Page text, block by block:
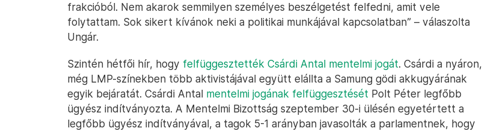
frakcióból. Nem akarok semmilyen személyes beszélgetést felfedni, amit vele
folytattam. Sok sikert kívánok neki a politikai munkájával kapcsolatban” – válaszolta
Ungár.
Szintén hétfői hír, hogy felfüggesztették Csárdi Antal mentelmi jogát. Csárdi a nyáron,
még LMP-színekben több aktivistájával együtt elállta a Samung gödi akkugyárának
egyik bejáratát. Csárdi Antal mentelmi jogának felfüggesztését Polt Péter legfőbb
ügyész indítványozta. A Mentelmi Bizottság szeptember 30-i ülésén egyetértett a
legfőbb ügyész indítványával, a tagok 5-1 arányban javasolták a parlamentnek, hogy